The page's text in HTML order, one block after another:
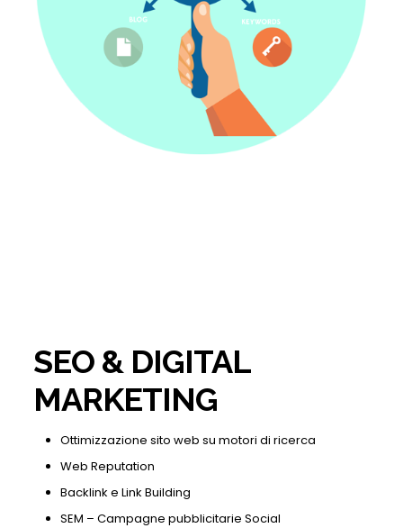
SEO & DIGITAL
MARKETING
Ottimizzazione sito web su motori di ricerca
Web Reputation
Backlink e Link Building
SEM – Campagne pubblicitarie Social